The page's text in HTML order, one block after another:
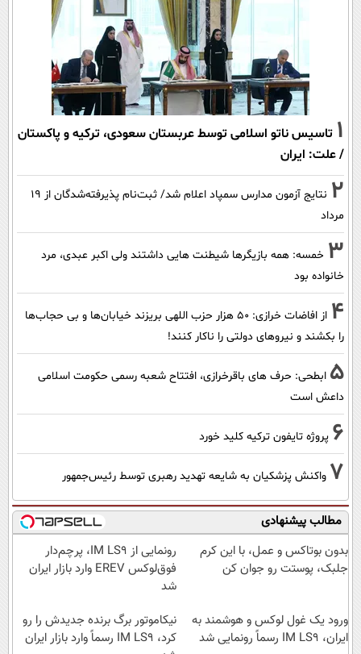
1 تاسیس ناتو اسلامی توسط عربستان سعودی، ترکیه و پاکستان
/ علت: ایران
2
نتایج آزمون مدارس سمپاد اعلام شد/ ثبت‌نام پذیرفته‌شدگان از ۱۹
مرداد
3 خمسه: همه بازیگرها شیطنت هایی داشتند ولی اکبر عبدی، مرد
خانواده بود
4
از افاضات خرازی: ۵۰ هزار حزب اللهی بریزند خیابان‌ها و بی حجاب‌ها
را بکشند و نیرو‌های دولتی را ناکار کنند!
5 ابطحی: حرف های باقرخرازی، افتتاح شعبه رسمی حکومت اسلامی
داعش است
6 پروژه تایفون ترکیه کلید خورد
7 واکنش پزشکیان به شایعه تهدید رهبری توسط رئیس‌جمهور
مطالب پیشنهادی
بدون بوتاکس و عمل، با این کرم
جلبک، پوستت رو جوان کن
رونمایی از IM LS9، پرچم‌دار
فوق‌لوکس EREV وارد بازار ایران
شد
ورود یک غول لوکس و هوشمند به
ایران، IM LS9 رسماً رونمایی شد
نیکاموتور برگ برنده جدیدش را رو
کرد، IM LS9 رسماً وارد بازار ایران